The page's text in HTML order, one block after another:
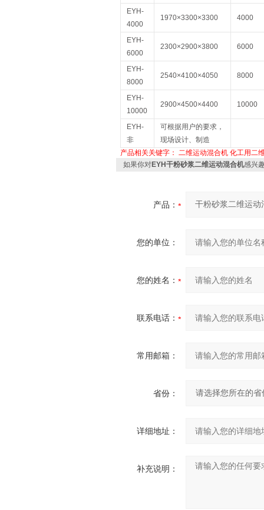
EYH-
4000
1970×3300×3300 4000
EYH-
6000
2300×2900×3800 6000
EYH-
8000
2540×4100×4050 8000
EYH-
10000
2900×4500×4400 10000
EYH-
非
可根据用户的要求，
现场设计、制造
产品相关关键字： 二维运动混合机 化工用二
如果你对EYH干粉砂浆二维运动混合机感兴
产品：
您的单位：
您的姓名：
联系电话：
常用邮箱：
省份：
详细地址：
补充说明：